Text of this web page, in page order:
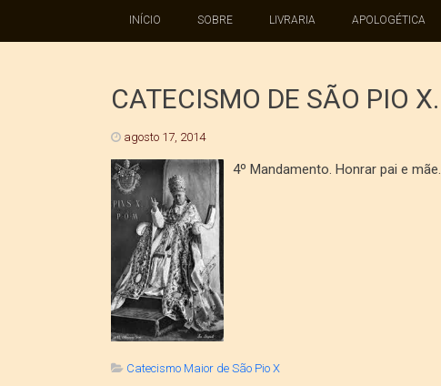
SKIP TO CONTENT
INÍCIO SOBRE LIVRARIA APOLOGÉTICA
CATECISMO DE SÃO PIO X.
agosto 17, 2014
4º Mandamento. Honrar pai e mãe.
Catecismo Maior de São Pio X